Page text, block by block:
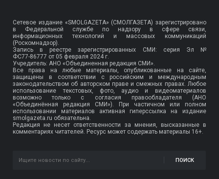
Сетевое издание «SMOLGAZETA» (СМОЛГАЗЕТА) зарегистрировано
в Федеральной службе по надзору в сфере связи,
информационных технологий и массовых коммуникаций
(Роскомнадзор).
Запись в реестре зарегистрированных СМИ: серия Эл №
ФС77-86777 от 05 февраля 2024 г.
Учредитель: АНО «Объединенная редакция СМИ».
Все права на любые материалы, опубликованные на сайте,
защищены в соответствии с российским и международным
законодательством об авторском праве и смежных правах. Любое
использование текстовых, фото, аудио и видеоматериалов
возможно только с согласия правообладателя (АНО
«Объединённая редакция СМИ»). При частичном или полном
использовании материалов активная гиперссылка на издание
smolgazeta.ru обязательна.
Редакция не несет ответственности за мнения, высказанные в
комментариях читателей. Ресурс может содержать материалы 16+.
ПОИСК